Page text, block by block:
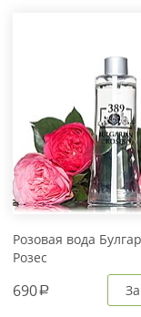
Розовая вода
Розес
690a